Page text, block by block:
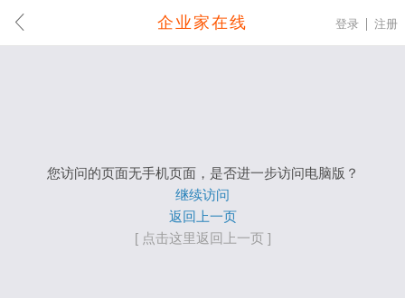
企业家在线 登录 注册
您访问的页面无手机页面，是否进一步访问电脑版？
继续访问
返回上一页
[ 点击这里返回上一页 ]